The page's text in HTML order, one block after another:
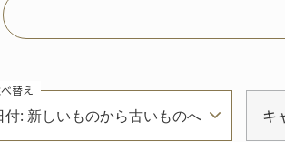
付: 新しいものから古いものへ
替え
キ